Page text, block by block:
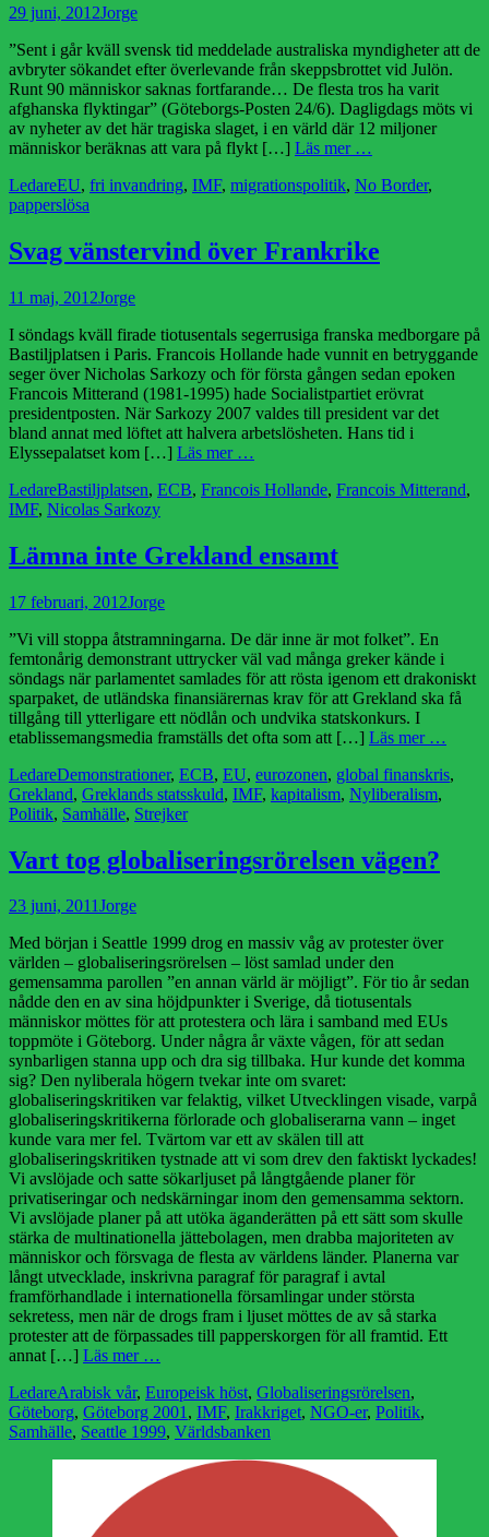
Publicerad
29 juni, 2012Författare
Jorge
”Sent i går kväll svensk tid meddelade australiska myndigheter att de
avbryter sökandet efter överlevande från skeppsbrottet vid Julön.
Runt 90 människor saknas fortfarande… De flesta tros ha varit
afghanska flyktingar” (Göteborgs-Posten 24/6). Dagligdags möts vi
av nyheter av det här tragiska slaget, i en värld där 12 miljoner
människor beräknas att vara på flykt […] Läs mer …
Kategorier
LedareEtiketter
EU, fri invandring, IMF, migrationspolitik, No Border,
papperslösa
Svag vänstervind över Frankrike
Publicerad
11 maj, 2012Författare
Jorge
I söndags kväll firade tiotusentals segerrusiga franska medborgare på
Bastiljplatsen i Paris. Francois Hollande hade vunnit en betryggande
seger över Nicholas Sarkozy och för första gången sedan epoken
Francois Mitterand (1981-1995) hade Socialistpartiet erövrat
presidentposten. När Sarkozy 2007 valdes till president var det
bland annat med löftet att halvera arbetslösheten. Hans tid i
Elyssepalatset kom […] Läs mer …
Kategorier
LedareEtiketter
Bastiljplatsen, ECB, Francois Hollande, Francois Mitterand,
IMF, Nicolas Sarkozy
Lämna inte Grekland ensamt
Publicerad
17 februari, 2012Författare
Jorge
”Vi vill stoppa åtstramningarna. De där inne är mot folket”. En
femtonårig demonstrant uttrycker väl vad många greker kände i
söndags när parlamentet samlades för att rösta igenom ett drakoniskt
sparpaket, de utländska finansiärernas krav för att Grekland ska få
tillgång till ytterligare ett nödlån och undvika statskonkurs. I
etablissemangsmedia framställs det ofta som att […] Läs mer …
Kategorier
LedareEtiketter
Demonstrationer, ECB, EU, eurozonen, global finanskris,
Grekland, Greklands statsskuld, IMF, kapitalism, Nyliberalism,
Politik, Samhälle, Strejker
Vart tog globaliseringsrörelsen vägen?
Publicerad
23 juni, 2011Författare
Jorge
Med början i Seattle 1999 drog en massiv våg av protester över
världen – globaliseringsrörelsen – löst samlad under den
gemensamma parollen ”en annan värld är möjligt”. För tio år sedan
nådde den en av sina höjdpunkter i Sverige, då tiotusentals
människor möttes för att protestera och lära i samband med EUs
toppmöte i Göteborg. Under några år växte vågen, för att sedan
synbarligen stanna upp och dra sig tillbaka. Hur kunde det komma
sig? Den nyliberala högern tvekar inte om svaret:
globaliseringskritiken var felaktig, vilket Utvecklingen visade, varpå
globaliseringskritikerna förlorade och globaliserarna vann – inget
kunde vara mer fel. Tvärtom var ett av skälen till att
globaliseringskritiken tystnade att vi som drev den faktiskt lyckades!
Vi avslöjade och satte sökarljuset på långtgående planer för
privatiseringar och nedskärningar inom den gemensamma sektorn.
Vi avslöjade planer på att utöka äganderätten på ett sätt som skulle
stärka de multinationella jättebolagen, men drabba majoriteten av
människor och försvaga de flesta av världens länder. Planerna var
långt utvecklade, inskrivna paragraf för paragraf i avtal
framförhandlade i internationella församlingar under största
sekretess, men när de drogs fram i ljuset möttes de av så starka
protester att de förpassades till papperskorgen för all framtid. Ett
annat […] Läs mer …
Kategorier
LedareEtiketter
Arabisk vår, Europeisk höst, Globaliseringsrörelsen,
Göteborg, Göteborg 2001, IMF, Irakkriget, NGO-er, Politik,
Samhälle, Seattle 1999, Världsbanken